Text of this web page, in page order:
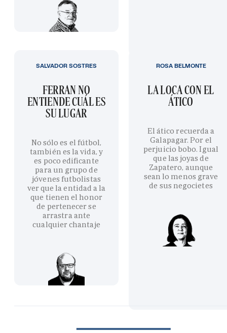
FERRAN NO
ENTIENDE CUÁL ES
SU LUGAR
No sólo es el fútbol,
también es la vida, y
es poco edificante
para un grupo de
jóvenes futbolistas
ver que la entidad a la
que tienen el honor
de pertenecer se
arrastra ante
cualquier chantaje
SALVADOR SOSTRES
LA LOCA CON EL
ÁTICO
El ático recuerda a
Galapagar. Por el
perjuicio bobo. Igual
que las joyas de
Zapatero, aunque
sean lo menos grave
de sus negocietes
ROSA BELMONTE